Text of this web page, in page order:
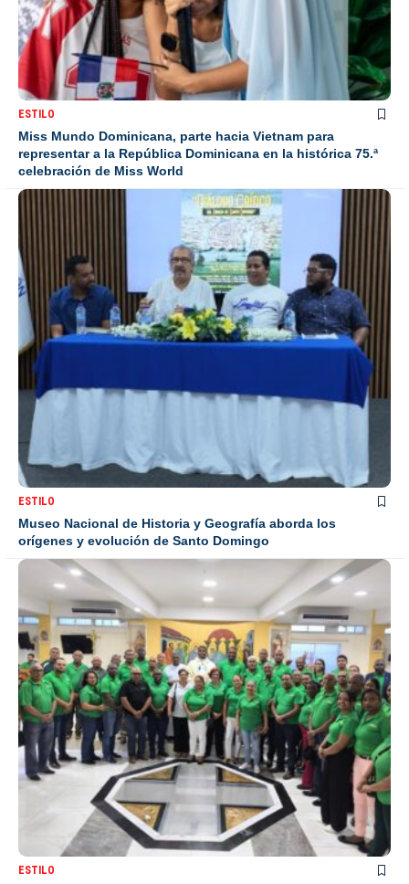
ESTILO
Miss Mundo Dominicana, parte hacia Vietnam para
representar a la República Dominicana en la histórica 75.ª
celebración de Miss World
ESTILO
Museo Nacional de Historia y Geografía aborda los
orígenes y evolución de Santo Domingo
ESTILO